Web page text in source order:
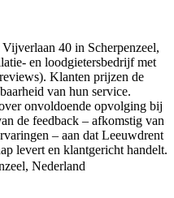
40 in Scherpenzeel,
en loodgietersbedrijf met
Klanten prijzen de
van hun service.
onvoldoende opvolging bij
de feedback – afkomstig van
– aan dat Leeuwdrent
levert en klantgericht handelt.
Nederland